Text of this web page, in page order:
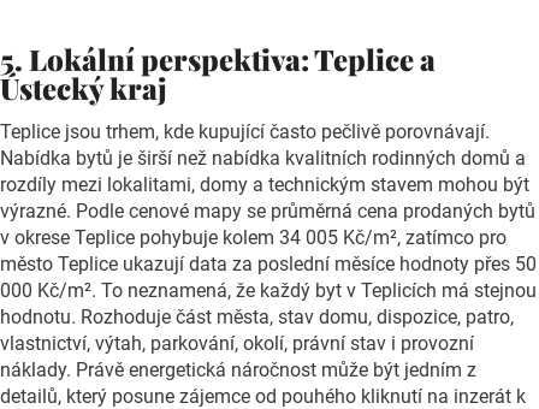
5. Lokální perspektiva: Teplice a
Ústecký kraj
Teplice jsou trhem, kde kupující často pečlivě porovnávají.
Nabídka bytů je širší než nabídka kvalitních rodinných domů a
rozdíly mezi lokalitami, domy a technickým stavem mohou být
výrazné. Podle cenové mapy se průměrná cena prodaných bytů
v okrese Teplice pohybuje kolem 34 005 Kč/m², zatímco pro
město Teplice ukazují data za poslední měsíce hodnoty přes 50
000 Kč/m². To neznamená, že každý byt v Teplicích má stejnou
hodnotu. Rozhoduje část města, stav domu, dispozice, patro,
vlastnictví, výtah, parkování, okolí, právní stav i provozní
náklady. Právě energetická náročnost může být jedním z
detailů, který posune zájemce od pouhého kliknutí na inzerát k